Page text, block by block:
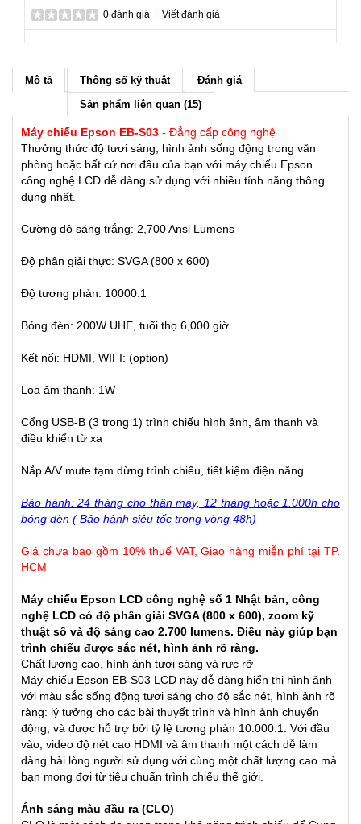
0 đánh giá Viết đánh giá
Mô tả Thông số kỹ thuật
Đánh giá
Sản phẩm liên quan (15)
Máy chiếu Epson EB-S03 - Đẳng cấp công nghệ
Thưởng thức độ tươi sáng, hình ảnh sống động ​​trong văn
phòng hoặc bất cứ nơi đâu của bạn với máy chiếu Epson
công nghệ LCD dễ dàng sử dụng với nhiều tính năng thông
dụng nhất.
Cường độ sáng trắng: 2,700 Ansi Lumens
Độ phân giải thực: SVGA (800 x 600)
Độ tương phản: 10000:1
Bóng đèn: 200W UHE, tuổi thọ 6,000 giờ
Kết nối: HDMI, WIFI: (option)
Loa âm thanh: 1W
Cổng USB-B (3 trong 1) trình chiếu hình ảnh, âm thanh và
điều khiển từ xa
Nắp A/V mute tạm dừng trình chiếu, tiết kiệm điện năng
Bảo hành: 24 tháng cho thân máy, 12 tháng hoặc 1.000h cho
bóng đèn ( Bảo hành siêu tốc trong vòng 48h)
Giá chưa bao gồm 10% thuế VAT, Giao hàng miễn phí tại TP.
HCM
Máy chiếu Epson LCD công nghệ số 1 Nhật bản, công
nghệ LCD có độ phân giải SVGA (800 x 600), zoom kỹ
thuật số và độ sáng cao 2.700 lumens. Điều này giúp bạn
trình chiếu được sắc nét, hình ảnh rõ ràng.
Chất lượng cao, hình ảnh tươi sáng và rực rỡ
Máy chiếu Epson EB-S03 LCD này dễ dàng hiển thị hình ảnh
với màu sắc sống động tươi sáng cho độ sắc nét, hình ảnh rõ
ràng: lý tưởng cho các bài thuyết trình và hình ảnh chuyển
động, và được hỗ trợ bởi tỷ lệ tương phản 10.000:1. Với đầu
vào, video độ nét cao HDMI và âm thanh một cách dễ làm
dàng hài lòng người sử dụng với cùng một chất lượng cao mà
bạn mong đợi từ tiêu chuẩn trình chiếu thế giới.
Ánh sáng màu đầu ra (CLO)